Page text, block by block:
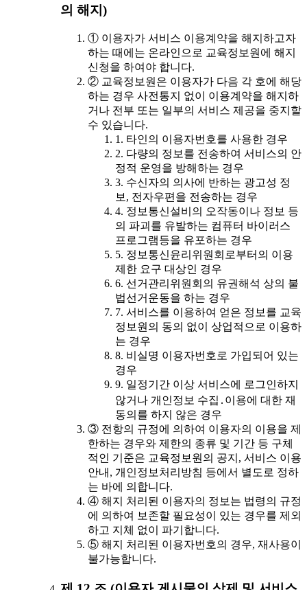
의 해지)
① 이용자가 서비스 이용계약을 해지하고자
하는 때에는 온라인으로 교육정보원에 해지
신청을 하여야 합니다.
② 교육정보원은 이용자가 다음 각 호에 해당
하는 경우 사전통지 없이 이용계약을 해지하
거나 전부 또는 일부의 서비스 제공을 중지할
수 있습니다.
1. 타인의 이용자번호를 사용한 경우
2. 다량의 정보를 전송하여 서비스의 안
정적 운영을 방해하는 경우
3. 수신자의 의사에 반하는 광고성 정
보, 전자우편을 전송하는 경우
4. 정보통신설비의 오작동이나 정보 등
의 파괴를 유발하는 컴퓨터 바이러스
프로그램등을 유포하는 경우
5. 정보통신윤리위원회로부터의 이용
제한 요구 대상인 경우
6. 선거관리위원회의 유권해석 상의 불
법선거운동을 하는 경우
7. 서비스를 이용하여 얻은 정보를 교육
정보원의 동의 없이 상업적으로 이용하
는 경우
8. 비실명 이용자번호로 가입되어 있는
경우
9. 일정기간 이상 서비스에 로그인하지
않거나 개인정보 수집․이용에 대한 재
동의를 하지 않은 경우
③ 전항의 규정에 의하여 이용자의 이용을 제
한하는 경우와 제한의 종류 및 기간 등 구체
적인 기준은 교육정보원의 공지, 서비스 이용
안내, 개인정보처리방침 등에서 별도로 정하
는 바에 의합니다.
④ 해지 처리된 이용자의 정보는 법령의 규정
에 의하여 보존할 필요성이 있는 경우를 제외
하고 지체 없이 파기합니다.
⑤ 해지 처리된 이용자번호의 경우, 재사용이
불가능합니다.